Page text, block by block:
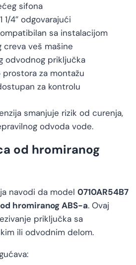
sifona
4″ odgovarajući
sa instalacijom
creva veš mašine
odvodnog priključka
za montažu
za kontrolu
smanjuje rizik od curenja,
odvoda vode.
od hromiranog
navodi da model 0710AR54B7
hromiranog ABS-a. Ovaj
priključka sa
ili odvodnim delom.